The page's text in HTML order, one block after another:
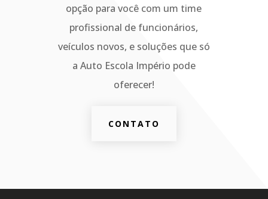
opção para você com um time
profissional de funcionários,
veículos novos, e soluções que só
a Auto Escola Império pode
oferecer!
CONTATO